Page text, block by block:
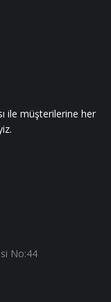
ile müşterilerine her
No:44